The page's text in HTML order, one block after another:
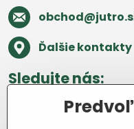
Ďalšie kontakty
Sledujte nás:
Facebook Pinterest